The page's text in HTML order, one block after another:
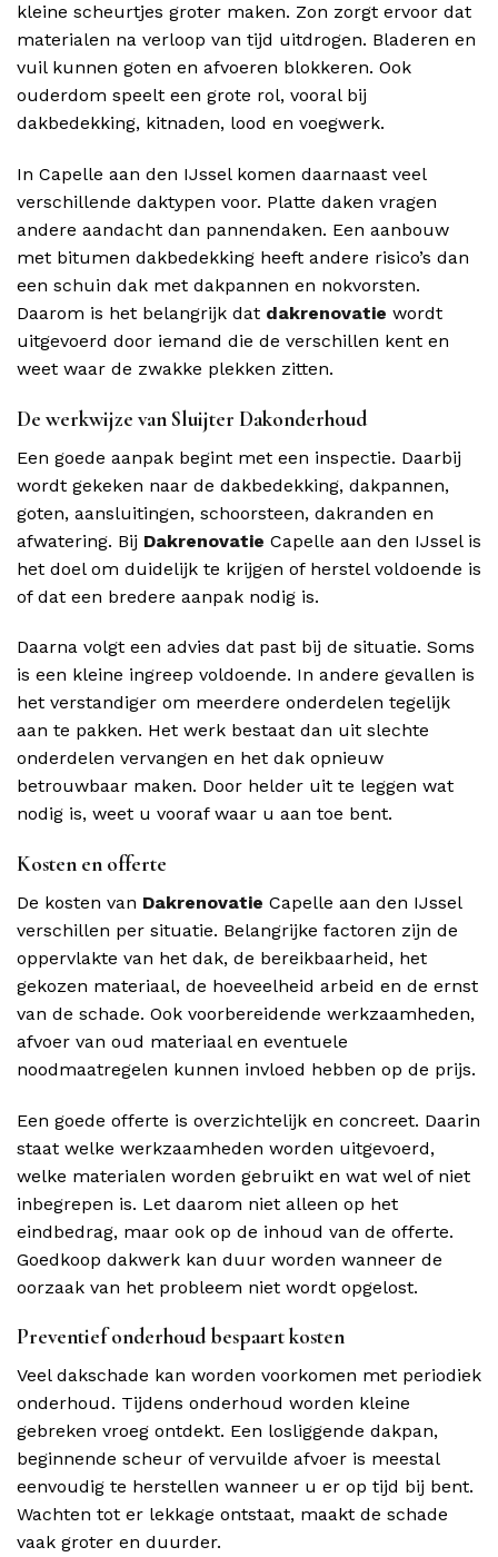
kleine scheurtjes groter maken. Zon zorgt ervoor dat
materialen na verloop van tijd uitdrogen. Bladeren en
vuil kunnen goten en afvoeren blokkeren. Ook
ouderdom speelt een grote rol, vooral bij
dakbedekking, kitnaden, lood en voegwerk.
In Capelle aan den IJssel komen daarnaast veel
verschillende daktypen voor. Platte daken vragen
andere aandacht dan pannendaken. Een aanbouw
met bitumen dakbedekking heeft andere risico’s dan
een schuin dak met dakpannen en nokvorsten.
Daarom is het belangrijk dat dakrenovatie wordt
uitgevoerd door iemand die de verschillen kent en
weet waar de zwakke plekken zitten.
De werkwijze van Sluijter Dakonderhoud
Een goede aanpak begint met een inspectie. Daarbij
wordt gekeken naar de dakbedekking, dakpannen,
goten, aansluitingen, schoorsteen, dakranden en
afwatering. Bij Dakrenovatie Capelle aan den IJssel is
het doel om duidelijk te krijgen of herstel voldoende is
of dat een bredere aanpak nodig is.
Daarna volgt een advies dat past bij de situatie. Soms
is een kleine ingreep voldoende. In andere gevallen is
het verstandiger om meerdere onderdelen tegelijk
aan te pakken. Het werk bestaat dan uit slechte
onderdelen vervangen en het dak opnieuw
betrouwbaar maken. Door helder uit te leggen wat
nodig is, weet u vooraf waar u aan toe bent.
Kosten en offerte
De kosten van Dakrenovatie Capelle aan den IJssel
verschillen per situatie. Belangrijke factoren zijn de
oppervlakte van het dak, de bereikbaarheid, het
gekozen materiaal, de hoeveelheid arbeid en de ernst
van de schade. Ook voorbereidende werkzaamheden,
afvoer van oud materiaal en eventuele
noodmaatregelen kunnen invloed hebben op de prijs.
Een goede offerte is overzichtelijk en concreet. Daarin
staat welke werkzaamheden worden uitgevoerd,
welke materialen worden gebruikt en wat wel of niet
inbegrepen is. Let daarom niet alleen op het
eindbedrag, maar ook op de inhoud van de offerte.
Goedkoop dakwerk kan duur worden wanneer de
oorzaak van het probleem niet wordt opgelost.
Preventief onderhoud bespaart kosten
Veel dakschade kan worden voorkomen met periodiek
onderhoud. Tijdens onderhoud worden kleine
gebreken vroeg ontdekt. Een losliggende dakpan,
beginnende scheur of vervuilde afvoer is meestal
eenvoudig te herstellen wanneer u er op tijd bij bent.
Wachten tot er lekkage ontstaat, maakt de schade
vaak groter en duurder.